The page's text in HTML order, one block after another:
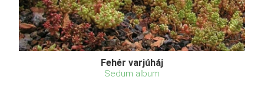
Fehér varjúháj
Sedum album